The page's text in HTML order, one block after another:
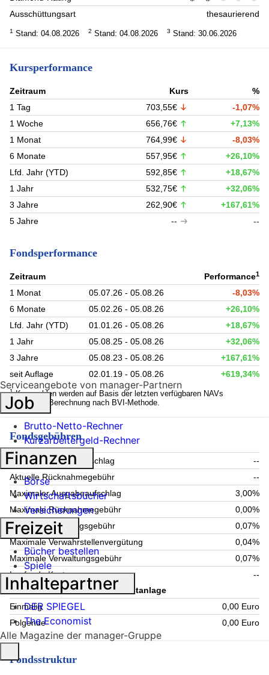
Ausschüttungsart
thesaurierend
1 Stand: 04.08.2026 2 Stand: 04.08.2026 3 Stand: 30.06.2026
Kursperformance
Zeitraum Kurs
%
1 Tag
703,55€
-1,07%
1 Woche
656,76€
+7,13%
1 Monat
764,99€
-8,03%
6 Monate
557,95€
+26,10%
Lfd. Jahr (YTD)
592,85€
+18,67%
1 Jahr
532,75€
+32,06%
3 Jahre
262,90€
+167,61%
5 Jahre
-- --
Fondsperformance
Zeitraum Performance1
1 Monat 05.07.26 - 05.08.26
-8,03%
6 Monate
05.02.26 - 05.08.26
+26,10%
Lfd. Jahr (YTD)
01.01.26 - 05.08.26
+18,67%
1 Jahr
05.08.25 - 05.08.26
+32,06%
3 Jahre
05.08.23 - 05.08.26
+167,61%
seit Auflage
02.01.19 - 05.08.26 +619,34%
1Kennzahlen werden auf Basis der letzten verfügbaren NAVs
berechnet. Berechnung nach BVI-Methode.
Fondsgebühren
Aktueller Ausgabeaufschlag
--
Aktuelle Rücknahmegebühr
--
Maximaler Ausgabeaufschlag
3,00%
Maximale Rücknahmegebühr
0,00%
Aktuelle Verwaltungsgebühr
0,07%
Maximale Verwahrstellenvergütung
0,04%
Maximale Verwaltungsgebühr
0,07%
Laufende Kosten
--
Information zum Kauf - Mindestanlage
Einmalig
0,00 Euro
Folgende
0,00 Euro
Fondsstruktur
Serviceangebote von manager-Partnern
Job
Brutto-Netto-Rechner
Kurzarbeitergeld-Rechner
Finanzen
Börse
Wirtschaftsbücher
Versicherungen
Freizeit
Bücher bestellen
Spiele
Inhaltepartner
DER SPIEGEL
The Economist
Alle Magazine der manager-Gruppe